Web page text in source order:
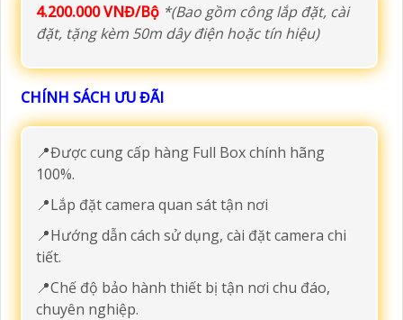
4.200.000 VNĐ/Bộ *(Bao gồm công lắp đặt, cài
đặt, tặng kèm 50m dây điện hoặc tín hiệu)
CHÍNH SÁCH ƯU ĐÃI
📍Được cung cấp hàng Full Box chính hãng
100%.
📍Lắp đặt camera quan sát tận nơi
📍Hướng dẫn cách sử dụng, cài đặt camera chi
tiết.
📍Chế độ bảo hành thiết bị tận nơi chu đáo,
chuyên nghiệp.